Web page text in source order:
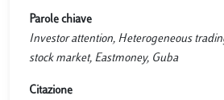
Parole chiave
Investor attention, Heterogeneous
stock market, Eastmoney, Guba
Citazione